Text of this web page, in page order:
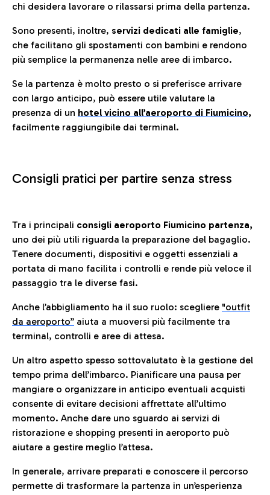
chi desidera lavorare o rilassarsi prima della partenza.
Sono presenti, inoltre, servizi dedicati alle famiglie,
che facilitano gli spostamenti con bambini e rendono
più semplice la permanenza nelle aree di imbarco.
Se la partenza è molto presto o si preferisce arrivare
con largo anticipo, può essere utile valutare la
presenza di un hotel vicino all’aeroporto di Fiumicino,
facilmente raggiungibile dai terminal.
Consigli pratici per partire senza stress
Tra i principali consigli aeroporto Fiumicino partenza,
uno dei più utili riguarda la preparazione del bagaglio.
Tenere documenti, dispositivi e oggetti essenziali a
portata di mano facilita i controlli e rende più veloce il
passaggio tra le diverse fasi.
Anche l’abbigliamento ha il suo ruolo: scegliere "outfit
da aeroporto” aiuta a muoversi più facilmente tra
terminal, controlli e aree di attesa.
Un altro aspetto spesso sottovalutato è la gestione del
tempo prima dell’imbarco. Pianificare una pausa per
mangiare o organizzare in anticipo eventuali acquisti
consente di evitare decisioni affrettate all’ultimo
momento. Anche dare uno sguardo ai servizi di
ristorazione e shopping presenti in aeroporto può
aiutare a gestire meglio l’attesa.
In generale, arrivare preparati e conoscere il percorso
permette di trasformare la partenza in un’esperienza